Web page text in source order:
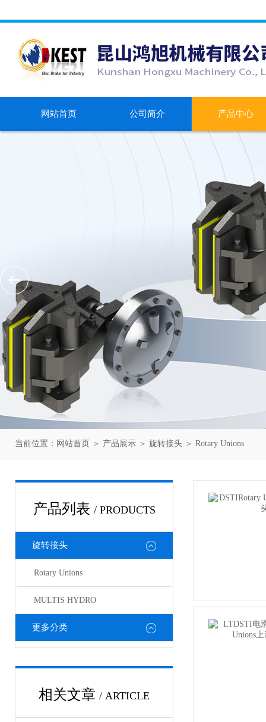
网站首页 公司简介 产品中心
当前位置： 网站首页 ＞ 产品展示 ＞ 旋转接头 ＞ Rotary Unions
产品列表 / PRODUCTS
旋转接头
Rotary Unions
MULTIS HYDRO
更多分类
相关文章 / ARTICLE